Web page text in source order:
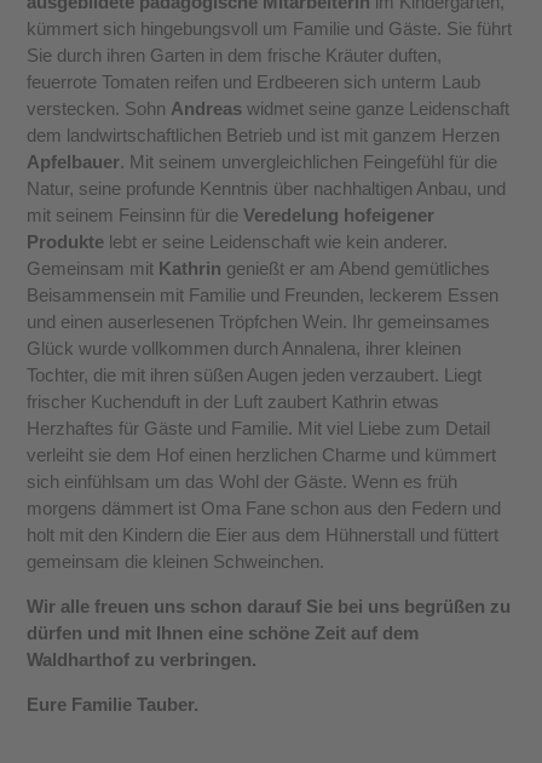
kümmert sich hingebungsvoll um Familie und Gäste. Sie führt
Sie durch ihren Garten in dem frische Kräuter duften,
feuerrote Tomaten reifen und Erdbeeren sich unterm Laub
verstecken. Sohn Andreas widmet seine ganze Leidenschaft
dem landwirtschaftlichen Betrieb und ist mit ganzem Herzen
Apfelbauer. Mit seinem unvergleichlichen Feingefühl für die
Natur, seine profunde Kenntnis über nachhaltigen Anbau, und
mit seinem Feinsinn für dieVeredelung hofeigener
Produkte lebt er seine Leidenschaft wie kein anderer.
Gemeinsam mit Kathrin genießt er am Abend gemütliches
Beisammensein mit Familie und Freunden, leckerem Essen
und einen auserlesenen Tröpfchen Wein. Ihr gemeinsames
Glück wurde vollkommen durch Annalena, ihrer kleinen
Tochter, die mit ihren süßen Augen jeden verzaubert. Liegt
frischer Kuchenduft in der Luft zaubert Kathrin etwas
Herzhaftes für Gäste und Familie. Mit viel Liebe zum Detail
verleiht sie dem Hof einen herzlichen Charme und kümmert
sich einfühlsam um das Wohl der Gäste. Wenn es früh
morgens dämmert ist Oma Fane schon aus den Federn und
holt mit den Kindern die Eier aus dem Hühnerstall und füttert
gemeinsam die kleinen Schweinchen.
Wir alle freuen uns schon darauf Sie bei uns begrüßen zu
dürfen und mit Ihnen eine schöne Zeit auf dem
Waldharthof zu verbringen.
Eure Familie Tauber.